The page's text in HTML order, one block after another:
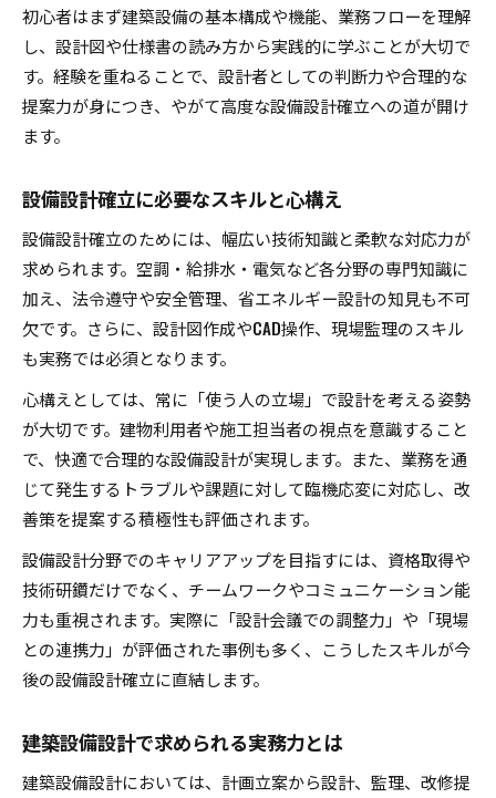
設備設計の安定運用が建築価値を高める理由
設備設計確立で広がる将来設計の可能性
設備設計確立がもたらすキャリアの広がり
新分野へ挑戦できる設備設計の未来展望
設備設計確立が独立開業の選択肢を広げる
設備設計スキルが業界で求められる理由
今注目される設備設計の法的地位とは
設備設計確立が法的地位強化に与える影響
設備設計一級建築士の法的優位性を解説
建築士法改正と設備設計の変化に注目
設備設計業務の法適合性と今後の動向
設備設計確立のために知るべき法知識
初心者はまず建築設備の基本構成や機能、業務フローを理解
し、設計図や仕様書の読み方から実践的に学ぶことが大切で
す。経験を重ねることで、設計者としての判断力や合理的な
提案力が身につき、やがて高度な設備設計確立への道が開け
ます。
設備設計確立に必要なスキルと心構え
設備設計確立のためには、幅広い技術知識と柔軟な対応力が
求められます。空調・給排水・電気など各分野の専門知識に
加え、法令遵守や安全管理、省エネルギー設計の知見も不可
欠です。さらに、設計図作成やCAD操作、現場監理のスキル
も実務では必須となります。
心構えとしては、常に「使う人の立場」で設計を考える姿勢
が大切です。建物利用者や施工担当者の視点を意識すること
で、快適で合理的な設備設計が実現します。また、業務を通
じて発生するトラブルや課題に対して臨機応変に対応し、改
善策を提案する積極性も評価されます。
設備設計分野でのキャリアアップを目指すには、資格取得や
技術研鑽だけでなく、チームワークやコミュニケーション能
力も重視されます。実際に「設計会議での調整力」や「現場
との連携力」が評価された事例も多く、こうしたスキルが今
後の設備設計確立に直結します。
建築設備設計で求められる実務力とは
建築設備設計においては、計画立案から設計、監理、改修提